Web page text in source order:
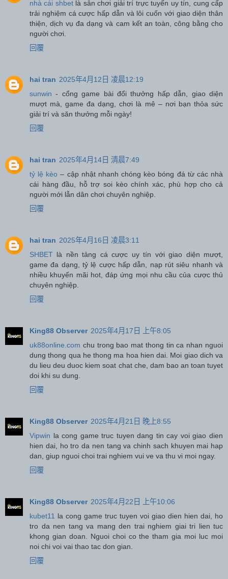
nhà cái shbetlà sân chơi giải trí trực tuyến uy tín, cung cấp
trải nghiệm cá cược hấp dẫn và lôi cuốn với giao diện thân
thiện, dịch vụ đa dạng và cam kết an toàn, công bằng cho
người chơi.
回覆
hai tran 2025年4月12日 凌晨12:19
sunwin - cổng game bài đổi thưởng hấp dẫn, giao diện
mượt mà, game đa dạng, chơi là mê – nơi bạn thỏa sức
giải trí và săn thưởng mỗi ngày!
回覆
hai tran 2025年4月14日 清晨7:49
tỷ lệ kèo – cập nhật nhanh chóng kèo bóng đá từ các nhà
cái hàng đầu, hỗ trợ soi kèo chính xác, phù hợp cho cả
người mới lẫn dân chơi chuyên nghiệp.
回覆
hai tran 2025年4月16日 凌晨3:11
SHBET là nền tảng cá cược uy tín với giao diện mượt,
game đa dạng, tỷ lệ cược hấp dẫn, nạp rút siêu nhanh và
nhiều khuyến mãi hot, đáp ứng mọi nhu cầu của cược thủ
chuyên nghiệp.
回覆
King88 Observer 2025年4月17日 上午8:05
uk88online.com chu trong bao mat thong tin ca nhan nguoi
dung thong qua he thong ma hoa hien dai. Moi giao dich va
du lieu deu duoc kiem soat chat che, dam bao an toan tuyet
doi khi su dung.
回覆
King88 Observer 2025年4月21日 晚上8:55
Vipwin la cong game truc tuyen dang tin cay voi giao dien
hien dai, ho tro da nen tang va chinh sach khuyen mai hap
dan, giup nguoi choi trai nghiem vui ve va thu vi moi ngay.
回覆
King88 Observer 2025年4月22日 上午10:06
kubet11 la cong game truc tuyen voi giao dien hien dai, ho
tro da nen tang va mang den trai nghiem giai tri lien tuc
khong gian doan. Nguoi choi co the tham gia moi luc moi
noi chi voi vai thao tac don gian.
回覆